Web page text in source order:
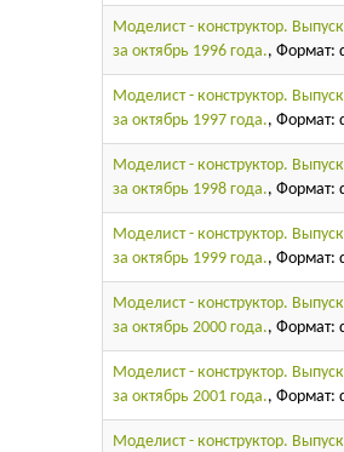
Моделист - конструктор.
за октябрь 1996 года., Формат:
Моделист - конструктор.
за октябрь 1997 года., Формат:
Моделист - конструктор.
за октябрь 1998 года., Формат:
Моделист - конструктор.
за октябрь 1999 года., Формат:
Моделист - конструктор.
за октябрь 2000 года., Формат:
Моделист - конструктор.
за октябрь 2001 года., Формат:
Моделист - конструктор.